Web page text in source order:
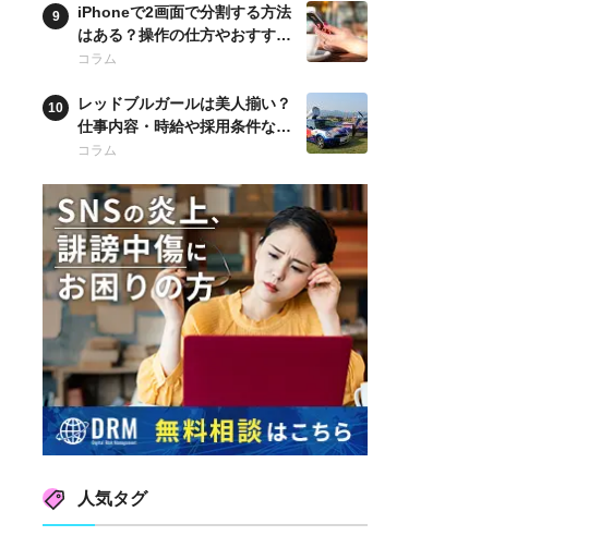
iPhoneで2画面で分割する方法
はある？操作の仕方やおすすめ
アプリも紹介！
コラム
レッドブルガールは美人揃い？
仕事内容・時給や採用条件など
も徹底調査！
コラム
人気タグ